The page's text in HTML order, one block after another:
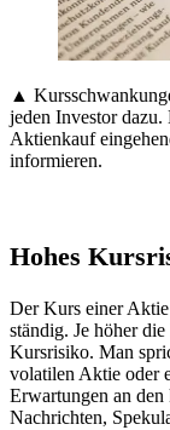
▲
jeden Investor dazu.
Aktienkauf
informieren.
Hohes
Der Kurs einer
ständig. Je höher
Kursrisiko. Man
volatilen Aktie oder
Erwartungen an
Nachrichten,